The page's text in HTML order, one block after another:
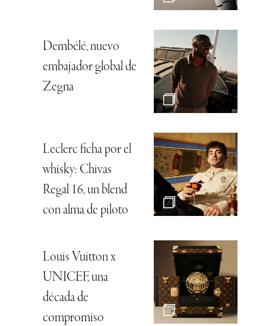
Dembélé, nuevo
embajador global de
Zegna
Leclerc ficha por el
whisky: Chivas
Regal 16, un blend
con alma de piloto
Louis Vuitton x
UNICEF, una
década de
compromiso